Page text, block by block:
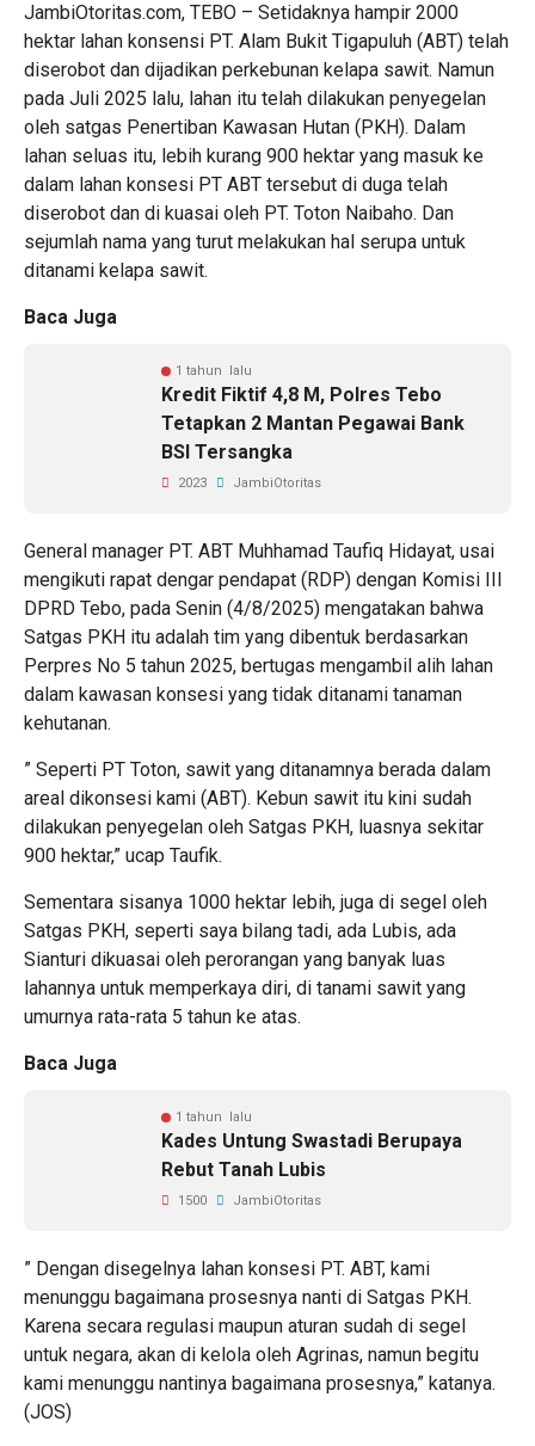
JambiOtoritas.com, TEBO – Setidaknya hampir 2000
hektar lahan konsensi PT. Alam Bukit Tigapuluh (ABT) telah
diserobot dan dijadikan perkebunan kelapa sawit. Namun
pada Juli 2025 lalu, lahan itu telah dilakukan penyegelan
oleh satgas Penertiban Kawasan Hutan (PKH). Dalam
lahan seluas itu, lebih kurang 900 hektar yang masuk ke
dalam lahan konsesi PT ABT tersebut di duga telah
diserobot dan di kuasai oleh PT. Toton Naibaho. Dan
sejumlah nama yang turut melakukan hal serupa untuk
ditanami kelapa sawit.
Baca Juga
1 tahun lalu
Kredit Fiktif 4,8 M, Polres Tebo
Tetapkan 2 Mantan Pegawai Bank
BSI Tersangka
2023 JambiOtoritas
General manager PT. ABT Muhhamad Taufiq Hidayat, usai
mengikuti rapat dengar pendapat (RDP) dengan Komisi III
DPRD Tebo, pada Senin (4/8/2025) mengatakan bahwa
Satgas PKH itu adalah tim yang dibentuk berdasarkan
Perpres No 5 tahun 2025, bertugas mengambil alih lahan
dalam kawasan konsesi yang tidak ditanami tanaman
kehutanan.
” Seperti PT Toton, sawit yang ditanamnya berada dalam
areal dikonsesi kami (ABT). Kebun sawit itu kini sudah
dilakukan penyegelan oleh Satgas PKH, luasnya sekitar
900 hektar,” ucap Taufik.
Sementara sisanya 1000 hektar lebih, juga di segel oleh
Satgas PKH, seperti saya bilang tadi, ada Lubis, ada
Sianturi dikuasai oleh perorangan yang banyak luas
lahannya untuk memperkaya diri, di tanami sawit yang
umurnya rata-rata 5 tahun ke atas.
Baca Juga
1 tahun lalu
Kades Untung Swastadi Berupaya
Rebut Tanah Lubis
1500 JambiOtoritas
” Dengan disegelnya lahan konsesi PT. ABT, kami
menunggu bagaimana prosesnya nanti di Satgas PKH.
Karena secara regulasi maupun aturan sudah di segel
untuk negara, akan di kelola oleh Agrinas, namun begitu
kami menunggu nantinya bagaimana prosesnya,” katanya.
(JOS)